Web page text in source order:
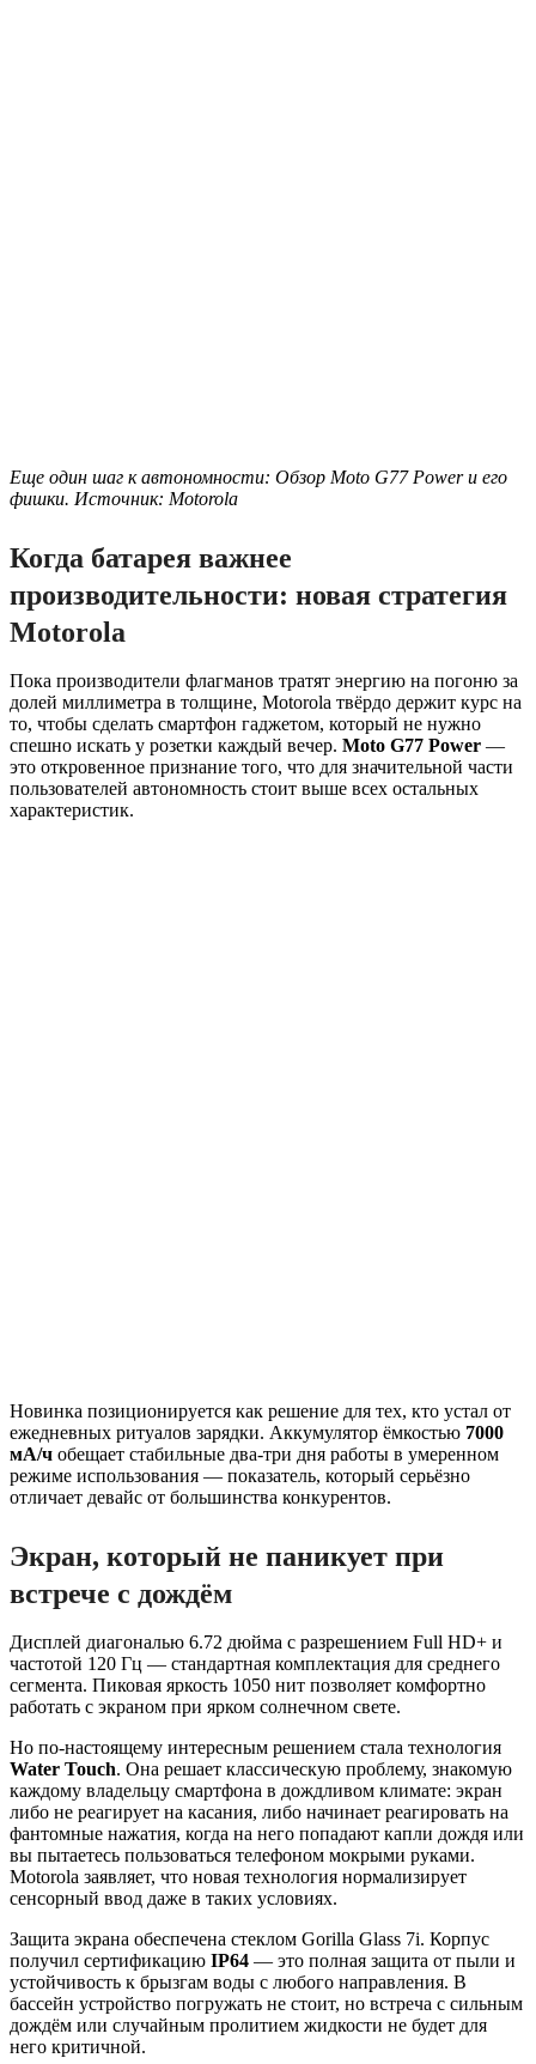
Еще один шаг к автономности: Обзор Moto G77 Power и его
фишки. Источник: Motorola
Когда батарея важнее
производительности: новая стратегия
Motorola
Пока производители флагманов тратят энергию на погоню за
долей миллиметра в толщине, Motorola твёрдо держит курс на
то, чтобы сделать смартфон гаджетом, который не нужно
спешно искать у розетки каждый вечер. Moto G77 Power —
это откровенное признание того, что для значительной части
пользователей автономность стоит выше всех остальных
характеристик.
Новинка позиционируется как решение для тех, кто устал от
ежедневных ритуалов зарядки. Аккумулятор ёмкостью 7000
мА/ч обещает стабильные два-три дня работы в умеренном
режиме использования — показатель, который серьёзно
отличает девайс от большинства конкурентов.
Экран, который не паникует при
встрече с дождём
Дисплей диагональю 6.72 дюйма с разрешением Full HD+ и
частотой 120 Гц — стандартная комплектация для среднего
сегмента. Пиковая яркость 1050 нит позволяет комфортно
работать с экраном при ярком солнечном свете.
Но по-настоящему интересным решением стала технология
Water Touch. Она решает классическую проблему, знакомую
каждому владельцу смартфона в дождливом климате: экран
либо не реагирует на касания, либо начинает реагировать на
фантомные нажатия, когда на него попадают капли дождя или
вы пытаетесь пользоваться телефоном мокрыми руками.
Motorola заявляет, что новая технология нормализирует
сенсорный ввод даже в таких условиях.
Защита экрана обеспечена стеклом Gorilla Glass 7i. Корпус
получил сертификацию IP64 — это полная защита от пыли и
устойчивость к брызгам воды с любого направления. В
бассейн устройство погружать не стоит, но встреча с сильным
дождём или случайным пролитием жидкости не будет для
него критичной.